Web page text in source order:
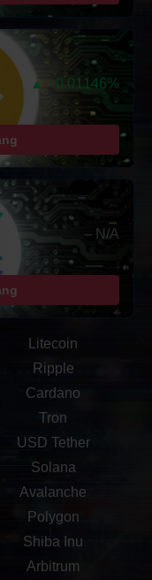
▲ +0.01146%
– N/A
Litecoin
Ripple
Cardano
Tron
USD Tether
Solana
Avalanche
Polygon
Shiba Inu
Arbitrum